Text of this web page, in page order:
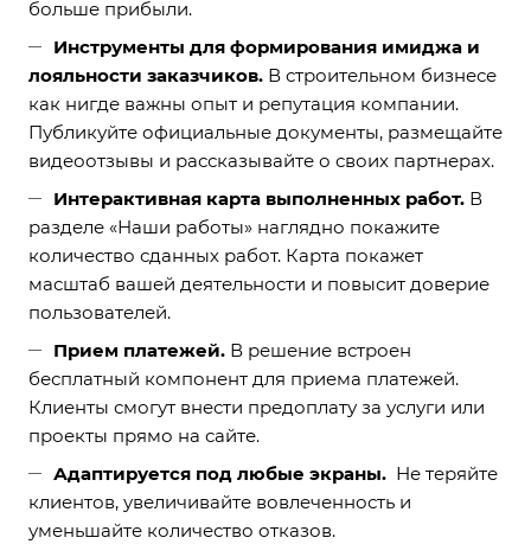
больше прибыли.
Инструменты для формирования имиджа и
лояльности заказчиков. В строительном бизнесе
как нигде важны опыт и репутация компании.
Публикуйте официальные документы, размещайте
видеоотзывы и рассказывайте о своих партнерах.
Интерактивная карта выполненных работ. В
разделе «Наши работы» наглядно покажите
количество сданных работ. Карта покажет
масштаб вашей деятельности и повысит доверие
пользователей.
Прием платежей. В решение встроен
бесплатный компонент для приема платежей.
Клиенты смогут внести предоплату за услуги или
проекты прямо на сайте.
Адаптируется под любые экраны. Не теряйте
клиентов, увеличивайте вовлеченность и
уменьшайте количество отказов.